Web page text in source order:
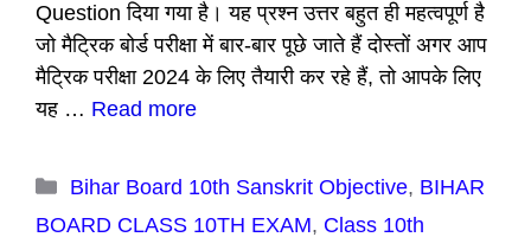
Question दिया गया है। यह प्रश्न उत्तर बहुत ही महत्वपूर्ण है
जो मैट्रिक बोर्ड परीक्षा में बार-बार पूछे जाते हैं दोस्तों अगर आप
मैट्रिक परीक्षा 2024 के लिए तैयारी कर रहे हैं, तो आपके लिए
यह … Read more
Categories
Bihar Board 10th Sanskrit Objective, BIHAR
BOARD CLASS 10TH EXAM, Class 10th